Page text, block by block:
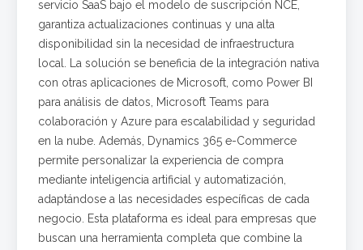
servicio SaaS bajo el modelo de suscripción NCE,
garantiza actualizaciones continuas y una alta
disponibilidad sin la necesidad de infraestructura
local. La solución se beneficia de la integración nativa
con otras aplicaciones de Microsoft, como Power BI
para análisis de datos, Microsoft Teams para
colaboración y Azure para escalabilidad y seguridad
en la nube. Además, Dynamics 365 e-Commerce
permite personalizar la experiencia de compra
mediante inteligencia artificial y automatización,
adaptándose a las necesidades específicas de cada
negocio. Esta plataforma es ideal para empresas que
buscan una herramienta completa que combine la